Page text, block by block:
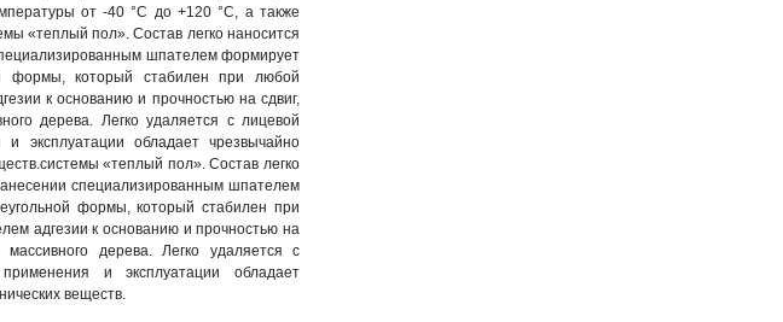
от -40 °С до +120 °С, а также
«теплый пол». Состав легко наносится
шпателем формирует
формы, который стабилен при любой
к основанию и прочностью на сдвиг,
дерева. Легко удаляется с лицевой
эксплуатации обладает чрезвычайно
«теплый пол». Состав легко
специализированным шпателем
формы, который стабилен при
адгезии к основанию и прочностью на
дерева. Легко удаляется с
и эксплуатации обладает
веществ.